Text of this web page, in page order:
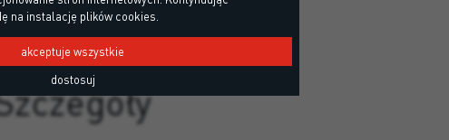
na instalację plików cookies.
akceptuje wszystkie
dostosuj